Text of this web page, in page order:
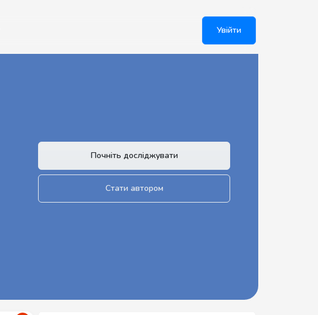
Увійти
Почніть досліджувати
Стати автором